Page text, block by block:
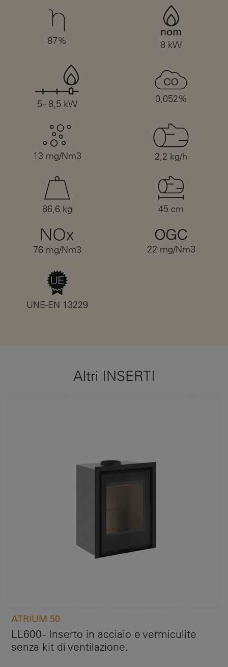
87% 8 kW
5 - 8,5 kW 0,052%
13 mg/Nm3 2,2 kg/h
86,6 kg 45 cm
76 mg/Nm3 22 mg/Nm3
UNE-EN 13229
Altri INSERTI
ATRIUM 50
LL600 - Inserto in acciaio e vermiculite
senza kit di ventilazione.